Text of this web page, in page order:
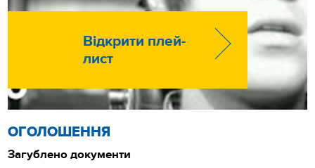
Відкрити плей-
лист
ОГОЛОШЕННЯ
Загублено документи